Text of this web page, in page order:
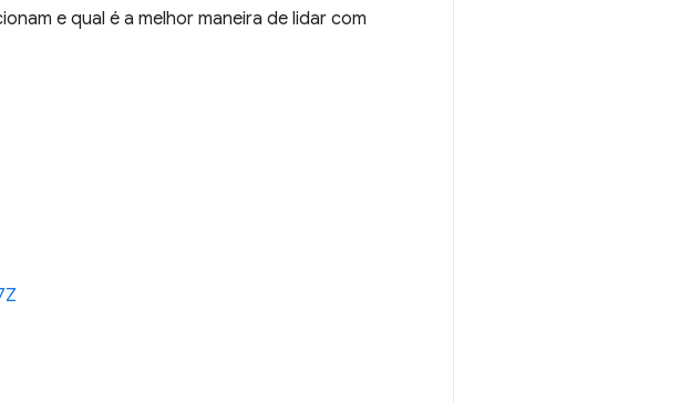
e qual é a melhor maneira de lidar com